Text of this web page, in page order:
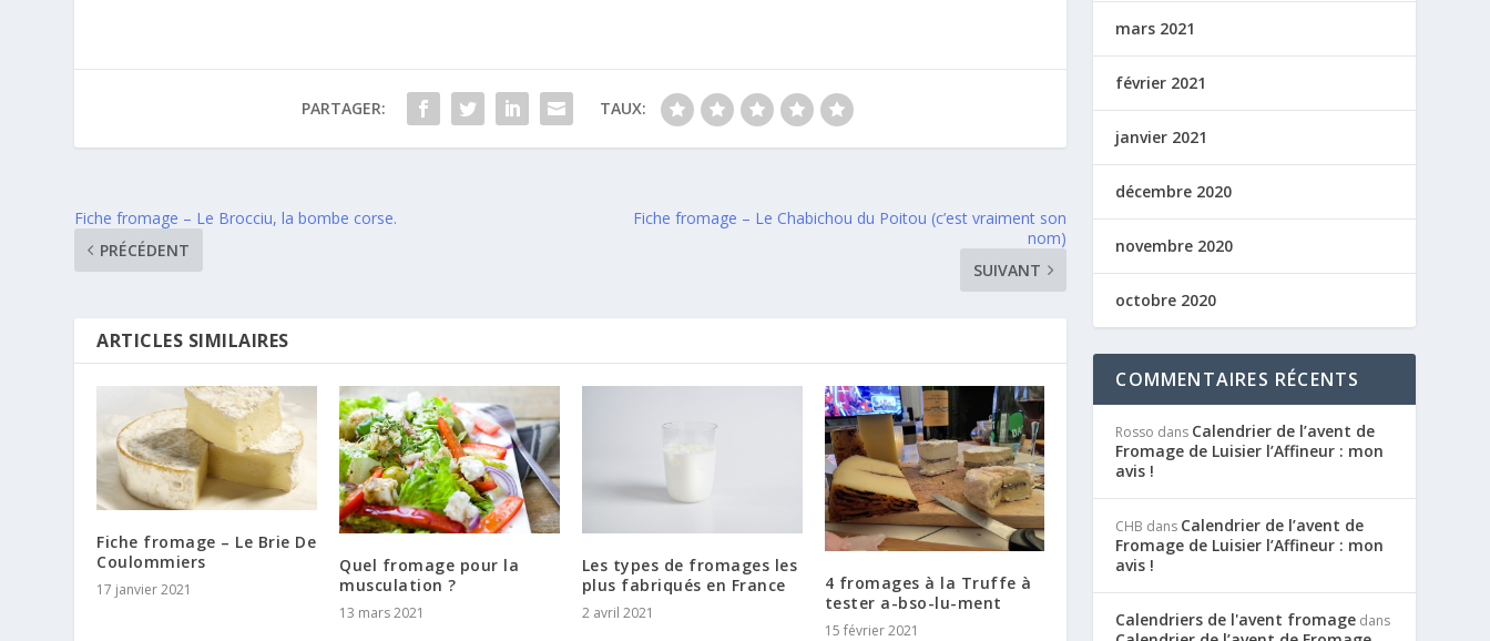
PARTAGER: TAUX:
Fiche fromage – Le Brocciu, la bombe corse.
PRÉCÉDENT
Fiche fromage – Le Chabichou du Poitou (c’est vraiment son
nom)
SUIVANT
ARTICLES SIMILAIRES
Fiche fromage – Le Brie De
Coulommiers
17 janvier 2021
Quel fromage pour la
musculation ?
13 mars 2021
Les types de fromages les
plus fabriqués en France
2 avril 2021
4 fromages à la Truffe à
tester a-bso-lu-ment
15 février 2021
mars 2021
février 2021
janvier 2021
décembre 2020
novembre 2020
octobre 2020
COMMENTAIRES RÉCENTS
Rosso dans Calendrier de l’avent de
Fromage de Luisier l’Affineur : mon
avis !
CHB dans Calendrier de l’avent de
Fromage de Luisier l’Affineur : mon
avis !
Calendriers de l'avent fromage dans